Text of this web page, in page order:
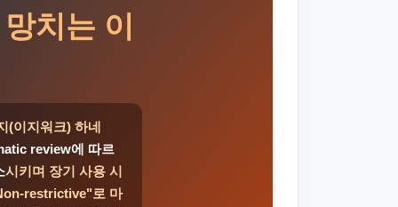
치는 이
(이지워크) 하네
review에 따르
시키며 장기 사용 시
restrictive"로 마